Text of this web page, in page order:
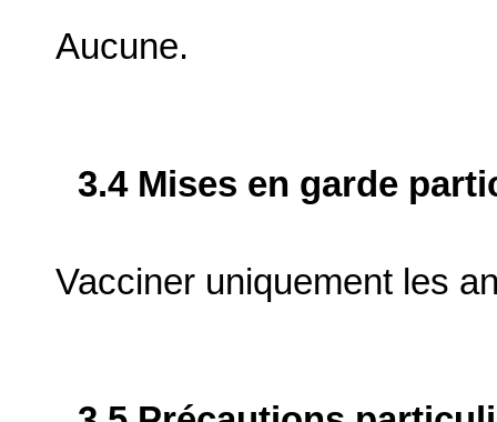
Aucune.
3.4 Mises en garde
Vacciner uniquement les